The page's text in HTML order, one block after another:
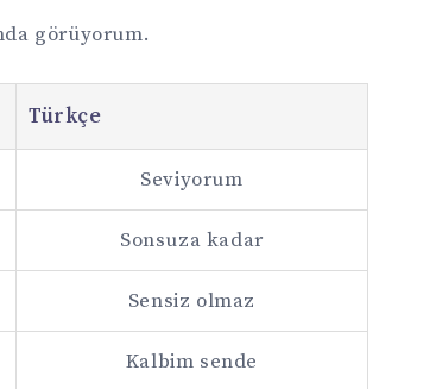
görüyorum.
Türkçe
Seviyorum
Sonsuza kadar
Sensiz olmaz
Kalbim sende